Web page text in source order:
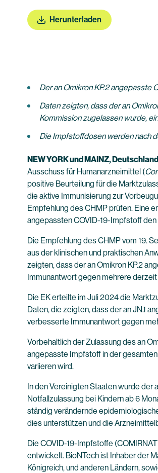
Herunterladen
Der an Omikron KP.2 angepasste
Daten zeigten, dass der an
Kommission zugelassen wurde,
Die Impfstoffdosen werden nach
NEW YORK und MAINZ,
Ausschuss für Humanarzneimittel (
positive Beurteilung für die
die aktive Immunisierung zur
Empfehlung des CHMP prüfen. Eine
angepassten COVID-19-Impfstoff
Die Empfehlung des CHMP vom 19.
aus der klinischen und praktischen
zeigten, dass der an Omikron KP.2
Immunantwort gegen mehrere derzeit
Die EK erteilte im Juli 2024 die
Daten, die zeigten, dass der an JN.1
verbesserte Immunantwort gegen
Vorbehaltlich der Zulassung des an
angepasste Impfstoff in der
variieren wird.
In den Vereinigten Staaten wurde der
Notfallzulassung bei Kindern ab 6
ständig verändernde
dies unterstützen und die
Die COVID-19-Impfstoffe
entwickelt. BioNTech ist Inhaber der
Königreich, und anderen Ländern,